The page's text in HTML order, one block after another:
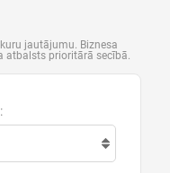
jautājumu. Biznesa
atbalsts prioritārā secībā.